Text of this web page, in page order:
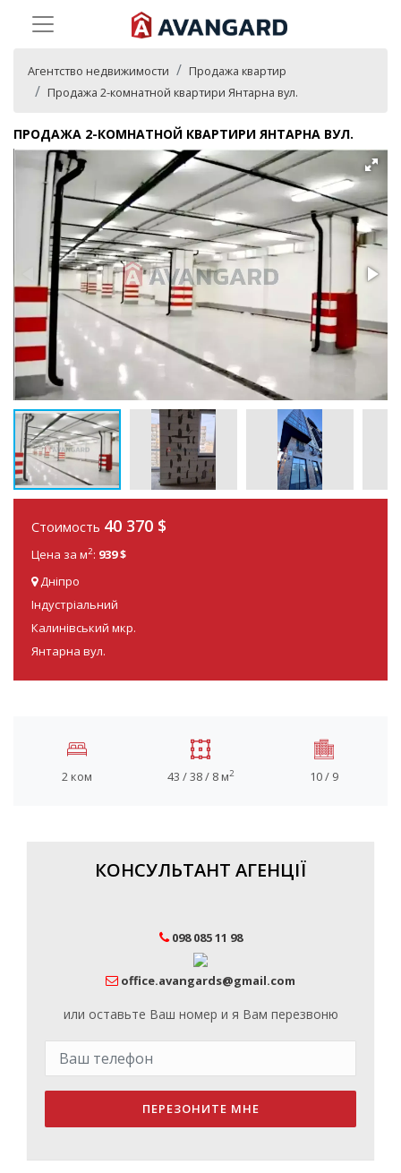
Агентство недвижимости
Продажа квартир
Продажа 2-комнатной квартири Янтарна вул.
ПРОДАЖА 2-КОМНАТНОЙ КВАРТИРИ ЯНТАРНА ВУЛ.
Стоимость 40 370 $
Цена за м2: 939 $
Дніпро
Індустріальний
Калинівський мкр.
Янтарна вул.
2 ком 43 / 38 / 8 м2 10 / 9
КОНСУЛЬТАНТ АГЕНЦІЇ
098 085 11 98
office.avangards@gmail.com
или оставьте Ваш номер и я Вам перезвоню
ПЕРЕЗОНИТЕ МНЕ